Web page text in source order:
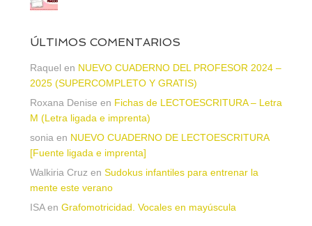
ÚLTIMOS COMENTARIOS
Raquel en NUEVO CUADERNO DEL PROFESOR 2024 –
2025 (SUPERCOMPLETO Y GRATIS)
Roxana Denise en Fichas de LECTOESCRITURA – Letra
M (Letra ligada e imprenta)
sonia en NUEVO CUADERNO DE LECTOESCRITURA
[Fuente ligada e imprenta]
Walkiria Cruz en Sudokus infantiles para entrenar la
mente este verano
ISAen Grafomotricidad. Vocales en mayúscula